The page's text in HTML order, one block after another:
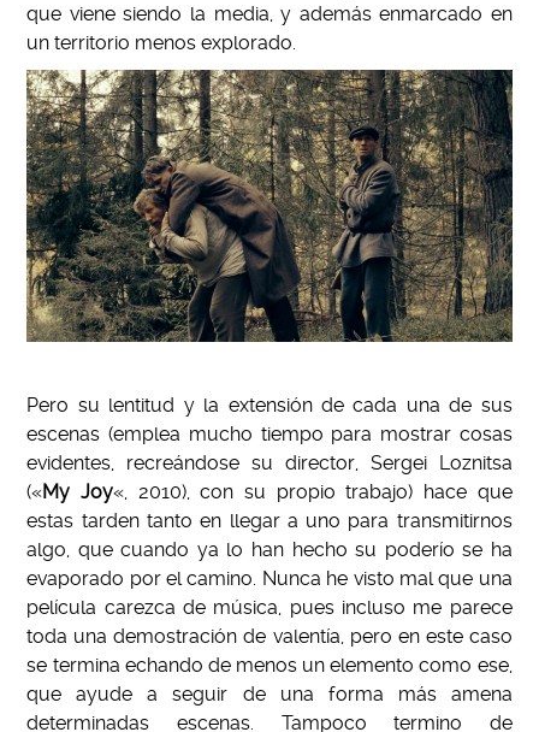
que viene siendo la media, y además enmarcado en
un territorio menos explorado.
Pero su lentitud y la extensión de cada una de sus
escenas (emplea mucho tiempo para mostrar cosas
evidentes, recreándose su director, Sergei Loznitsa
(«My Joy«, 2010), con su propio trabajo) hace que
estas tarden tanto en llegar a uno para transmitirnos
algo, que cuando ya lo han hecho su poderío se ha
evaporado por el camino. Nunca he visto mal que una
película carezca de música, pues incluso me parece
toda una demostración de valentía, pero en este caso
se termina echando de menos un elemento como ese,
que ayude a seguir de una forma más amena
determinadas escenas. Tampoco termino de